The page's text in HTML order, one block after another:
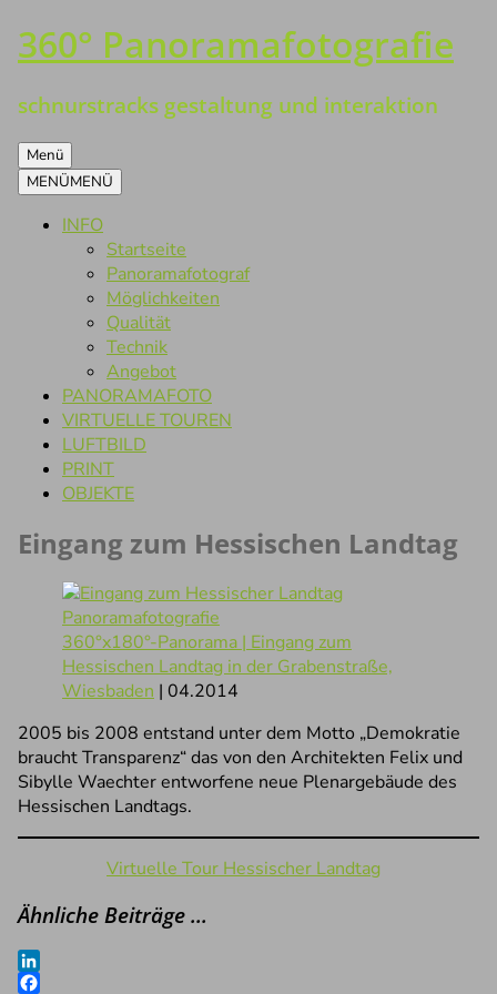
Zum
Inhalt
360° Panoramafotografie
schnurstracks gestaltung und interaktion
Menü
MENÜMENÜ
INFO
Startseite
Panoramafotograf
Möglichkeiten
Qualität
Technik
Angebot
PANORAMAFOTO
VIRTUELLE TOUREN
LUFTBILD
PRINT
OBJEKTE
Eingang zum Hessischen Landtag
360°x180°-Panorama | Eingang zum
Hessischen Landtag in der Grabenstraße,
Wiesbaden | 04.2014
2005 bis 2008 entstand unter dem Motto „Demokratie
braucht Transparenz“ das von den Architekten Felix und
Sibylle Waechter entworfene neue Plenargebäude des
Hessischen Landtags.
Virtuelle Tour Hessischer Landtag
Ähnliche Beiträge …
LinkedIn